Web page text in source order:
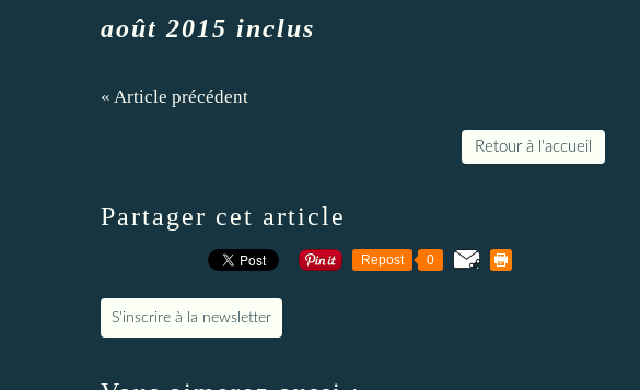
août 2015 inclus
« Article précédent
Retour à l'accueil
Partager cet article
Repost 0
S'inscrire à la newsletter